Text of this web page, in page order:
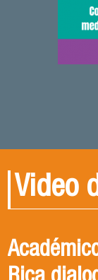
Video